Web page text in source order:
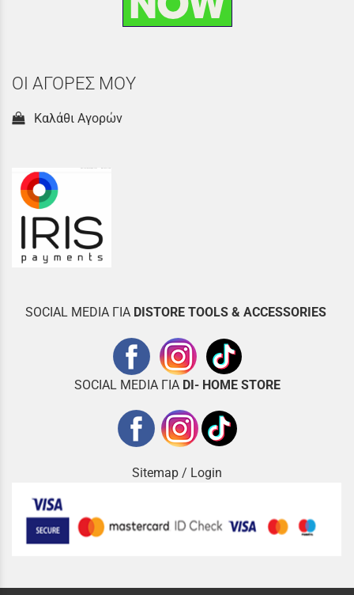
ΟΙ ΑΓΟΡΕΣ ΜΟΥ
Καλάθι Αγορών
SOCIAL MEDIA ΓΙΑ DISTORE TOOLS & ACCESSORIES
SOCIAL MEDIA ΓΙΑ DI- HOME STORE
Sitemap / Login